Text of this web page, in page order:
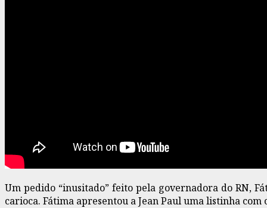
Um pedido “inusitado” feito pela governadora do RN,
carioca. Fátima apresentou a Jean Paul uma listinha